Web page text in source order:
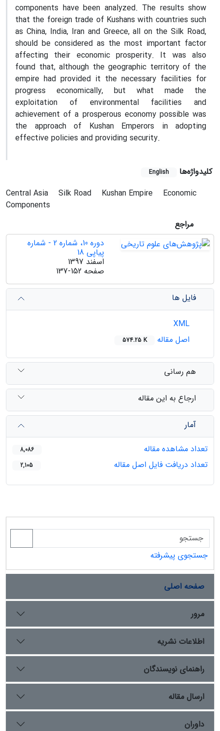
components have been analyzed. The results show
that the foreign trade of Kushans with countries such
as China, India, Iran and Greece, all on the Silk Road,
should be considered as the most important factor
affecting their economic prosperity. It was also
found that, although the geographic territory of the
empire had provided it the necessary facilities for
progress economically, but what made the
exploitation of environmental facilities and
achievement of a prosperous economy possible was
the approach of Kushan Emperors in adopting
effective policies and providing security.
کلیدواژه‌ها English
Central Asia Silk Road Kushan Empire
Economic
Components
مراجع
دوره 10، شماره 2 - شماره
پیاپی 18
اسفند 1397
صفحه 137-152
فایل ها
اصل مقاله
574.25 K
هم رسانی
ارجاع به این مقاله
آمار
تعداد مشاهده مقاله
8,086
تعداد دریافت فایل اصل مقاله 2,105
جستجوی پیشرفته
صفحه اصلی
مرور
اطلاعات نشریه
راهنمای نویسندگان
ارسال مقاله
داوران